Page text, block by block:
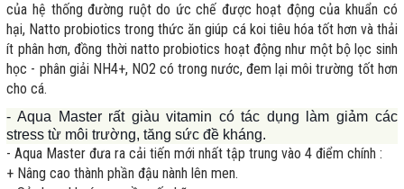
của hệ thống đường ruột do ức chế được hoạt động của khuẩn có
hại, Natto probiotics trong thức ăn giúp cá koi tiêu hóa tốt hơn và thải
ít phân hơn, đồng thời natto probiotics hoạt động như một bộ lọc sinh
học - phân giải NH4+, NO2 có trong nước, đem lại môi trường tốt hơn
cho cá.
- Aqua Master rất giàu vitamin có tác dụng làm giảm các
stress từ môi trường, tăng sức đề kháng.
- Aqua Master đưa ra cải tiến mới nhất tập trung vào 4 điểm chính :
+ Nâng cao thành phần đậu nành lên men.